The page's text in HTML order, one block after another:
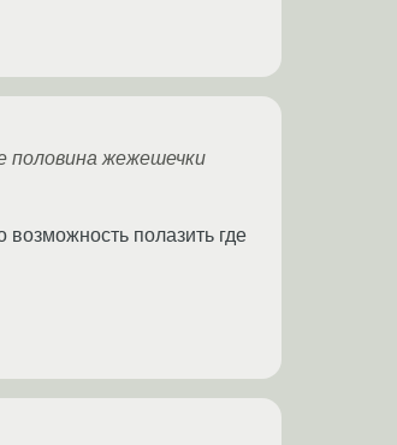
половина жежешечки
полазить где